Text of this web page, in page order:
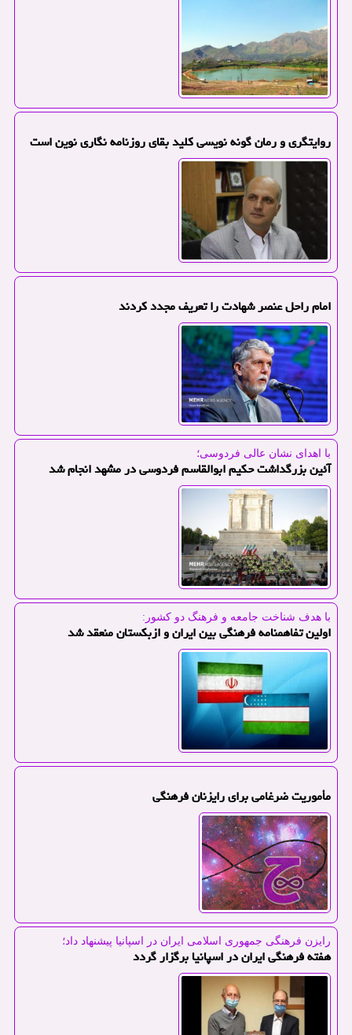
روایتگری و رمان گونه نویسی کلید بقای روزنامه نگاری نوین است
امام راحل عنصر شهادت را تعریف مجدد کردند
با اهدای نشان عالی فردوسی؛
آئین بزرگداشت حکیم ابوالقاسم فردوسی در مشهد انجام شد
با هدف شناخت جامعه و فرهنگ دو كشور:
اولین تفاهمنامه فرهنگی بین ایران و ازبکستان منعقد شد
مأموریت ضرغامی برای رایزنان فرهنگی
رایزن فرهنگی جمهوری اسلامی ایران در اسپانیا پیشنهاد داد؛
هفته فرهنگی ایران در اسپانیا برگزار گردد